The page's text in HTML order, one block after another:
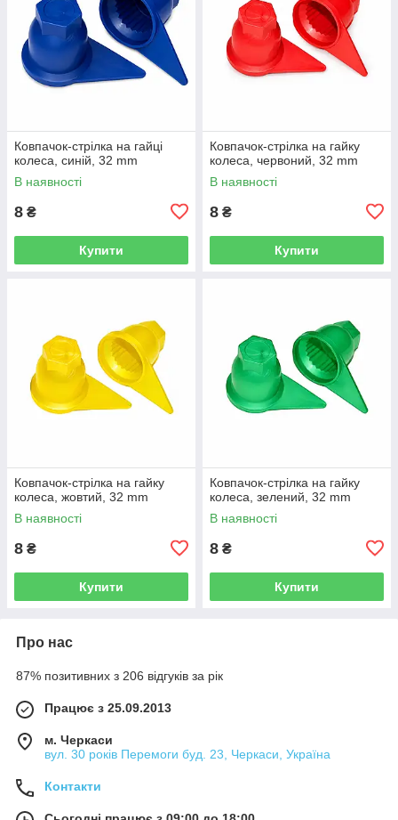
Ковпачок-стрілка на гайці
колеса, синій, 32 mm
В наявності
8 ₴
Купити
Ковпачок-стрілка на гайку
колеса, червоний, 32 mm
В наявності
8 ₴
Купити
Ковпачок-стрілка на гайку
колеса, жовтий, 32 mm
В наявності
8 ₴
Купити
Ковпачок-стрілка на гайку
колеса, зелений, 32 mm
В наявності
8 ₴
Купити
Про нас
87% позитивних з 206 відгуків за рік
Працює з 25.09.2013
м. Черкаси
вул. 30 років Перемоги буд. 23, Черкаси, Україна
Контакти